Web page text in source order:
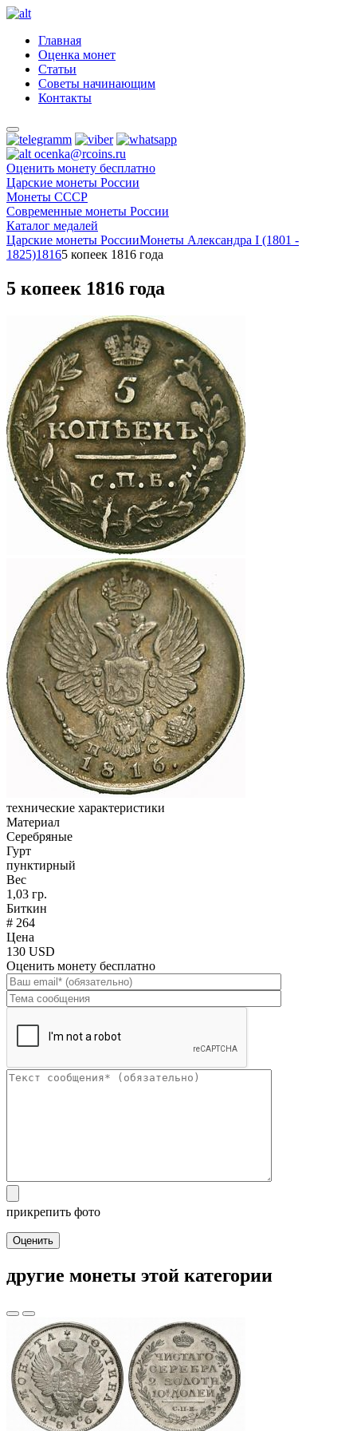
Главная
Оценка монет
Статьи
Советы начинающим
Контакты
ocenka@rcoins.ru
Оценить монету бесплатно
Царские монеты России
Монеты СССР
Современные монеты России
Каталог медалей
Царские монеты РоссииМонеты Александра I (1801 -
1825)18165 копеек 1816 года
5 копеек 1816 года
технические характеристики
Материал
Серебряные
Гурт
пунктирный
Вес
1,03 гр.
Биткин
# 264
Цена
130 USD
Оценить монету бесплатно
прикрепить фото
Оценить
другие монеты этой категории